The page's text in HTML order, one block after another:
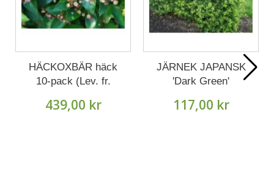
HÄCKOXBÄR häck
10-pack (Lev. fr.
439,00 kr
JÄRNEK JAPANSK
'Dark Green'
augusti)
117,00 kr